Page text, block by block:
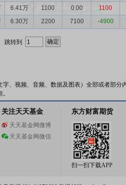
6.41万 1100 0.00 1100
6.30万 2200 7100 -4900
跳转到
、视频、音频、数据及图表）全部或者部分
关注天天基金
天天基金网微博
天天基金网微信
东方财富期货
扫一扫下载APP